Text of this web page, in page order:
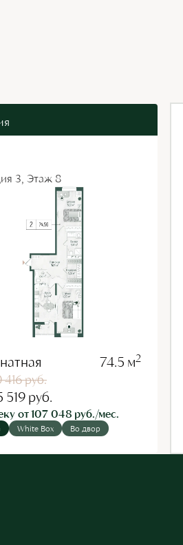
3, Этаж 8
74.5 м2
416руб.
519 руб.
от 107 048 руб./мес.
White Box Во двор